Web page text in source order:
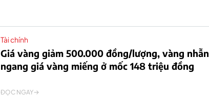
Tài chính
Giá vàng giảm 500.000 đồng/lượng, vàng nhẫn
ngang giá vàng miếng ở mốc 148 triệu đồng
ĐỌC NGAY